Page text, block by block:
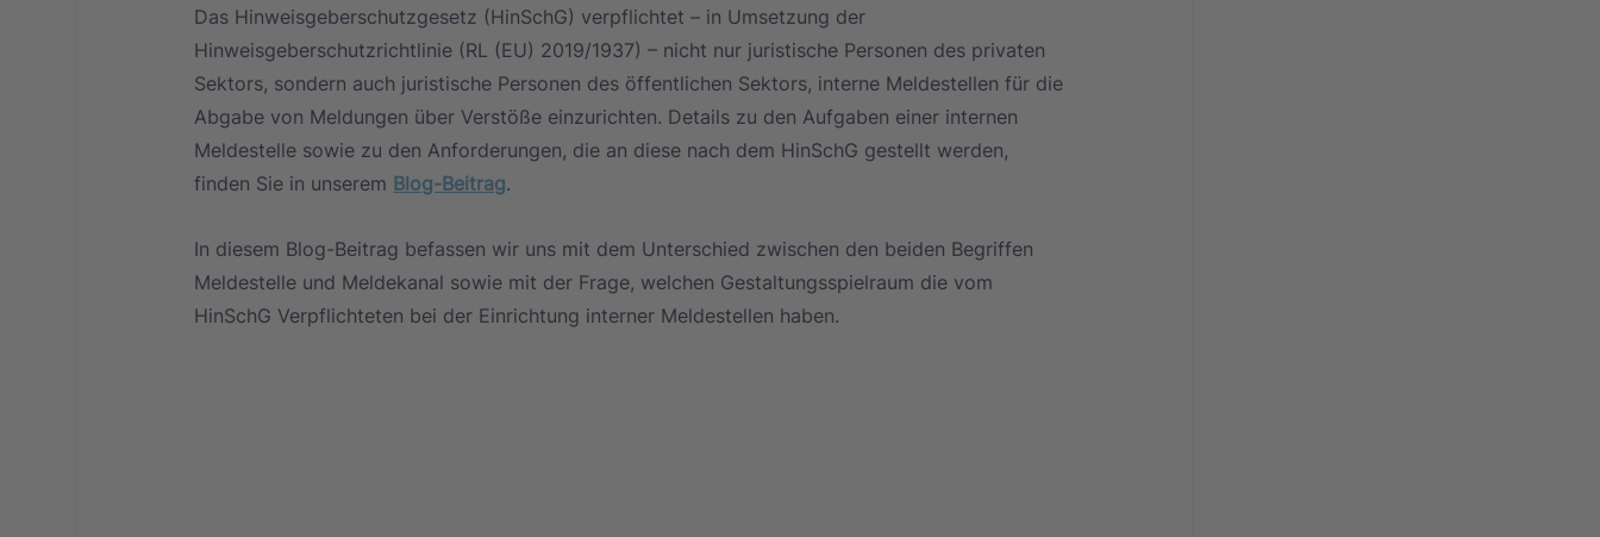
Das Hinweisgeberschutzgesetz (HinSchG) verpflichtet – in Umsetzung der
Hinweisgeberschutzrichtlinie (RL (EU) 2019/1937) – nicht nur juristische Personen des privaten
Sektors, sondern auch juristische Personen des öffentlichen Sektors, interne Meldestellen für die
Abgabe von Meldungen über Verstöße einzurichten. Details zu den Aufgaben einer internen
Meldestelle sowie zu den Anforderungen, die an diese nach dem HinSchG gestellt werden,
finden Sie in unserem Blog-Beitrag.
In diesem Blog-Beitrag befassen wir uns mit dem Unterschied zwischen den beiden Begriffen
Meldestelle und Meldekanal sowie mit der Frage, welchen Gestaltungsspielraum die vom
HinSchG Verpflichteten bei der Einrichtung interner Meldestellen haben.